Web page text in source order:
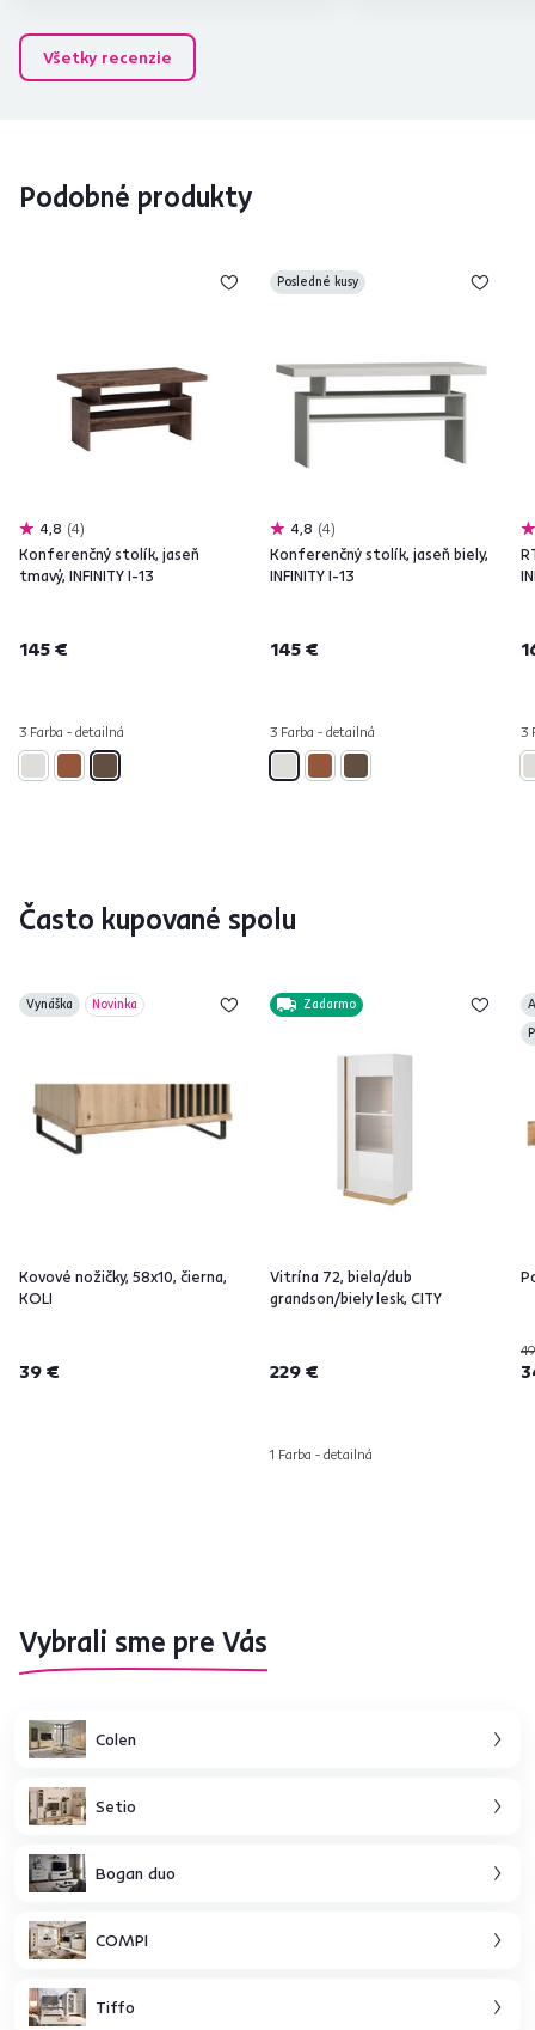
Všetky recenzie
Podobné produkty
4,8 4
Konferenčný stolík, jaseň
tmavý, INFINITY I-13
145 €
3 Farba - detailná
Posledné kusy
4,8 4
Konferenčný stolík, jaseň biely,
INFINITY I-13
145 €
3 Farba - detailná 3
Často kupované spolu
Vynáška Novinka
Kovové nožičky, 58x10, čierna,
KOLI
39 €
Zadarmo
Vitrína 72, biela/dub
grandson/biely lesk, CITY
229 €
1 Farba - detailná
Vybrali sme pre Vás
Colen
Setio
Bogan duo
COMPI
Tiffo